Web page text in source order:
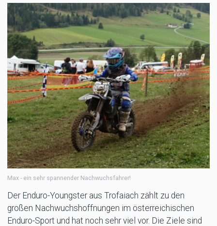
Max - ein sehr spannender Nachwuchsfahrer!
Der Enduro-Youngster aus Trofaiach zählt zu den
großen Nachwuchshoffnungen im österreichischen
Enduro-Sport und hat noch sehr viel vor. Die Ziele sind